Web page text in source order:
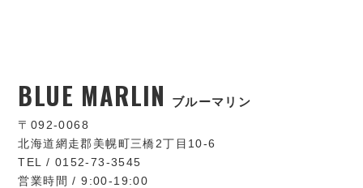
BLUE MARLIN ブルーマリン
〒092-0068
北海道網走郡美幌町三橋2丁目10-6
TEL / 0152-73-3545
営業時間 / 9:00-19:00